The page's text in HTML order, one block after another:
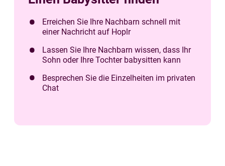
Erreichen Sie Ihre Nachbarn schnell mit
einer Nachricht auf Hoplr
Lassen Sie Ihre Nachbarn wissen, dass Ihr
Sohn oder Ihre Tochter babysitten kann
Besprechen Sie die Einzelheiten im privaten
Chat